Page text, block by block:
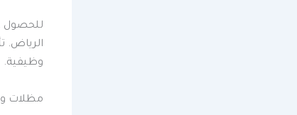
للحصول
الرياض.
وظيفية.
مظلات